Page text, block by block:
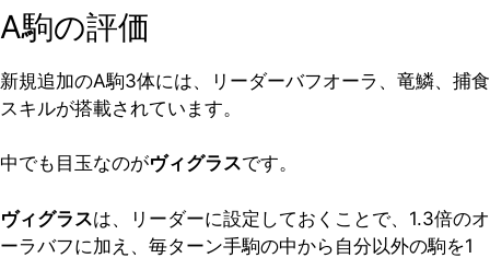
A駒の評価
新規追加のA駒3体には、リーダーバフオーラ、竜鱗、捕食
スキルが搭載されています。
中でも目玉なのがヴィグラスです。
ヴィグラスは、リーダーに設定しておくことで、1.3倍のオ
ーラバフに加え、毎ターン手駒の中から自分以外の駒を1